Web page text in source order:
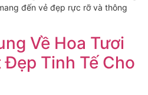
đến vẻ đẹp rực rỡ và thông
Về Hoa Tươi
Tinh Tế Cho